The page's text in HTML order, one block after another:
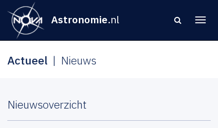
Astronomie.nl
Actueel Nieuws
Nieuwsoverzicht